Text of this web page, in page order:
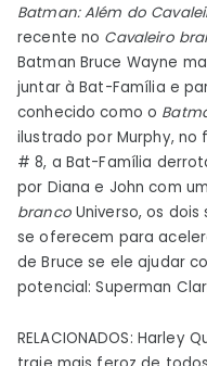
Batman: Além do
recente no Cavaleiro
Batman Bruce Wayne
juntar à Bat-Família e
conhecido como o
ilustrado por Murphy, no
# 8, a Bat-Família
por Diana e John com
branco Universo, os
se oferecem para
de Bruce se ele ajudar
potencial: Superman
RELACIONADOS: